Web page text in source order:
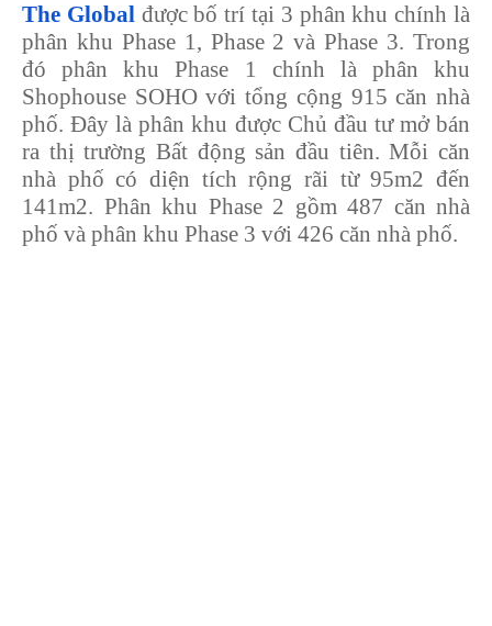
The Globalđược bố trí tại 3 phân khu chính là
phân khu Phase 1, Phase 2 và Phase 3. Trong
đó phân khu Phase 1 chính là phân khu
Shophouse SOHO với tổng cộng 915 căn nhà
phố. Đây là phân khu được Chủ đầu tư mở bán
ra thị trường Bất động sản đầu tiên. Mỗi căn
nhà phố có diện tích rộng rãi từ 95m2 đến
141m2. Phân khu Phase 2 gồm 487 căn nhà
phố và phân khu Phase 3 với 426 căn nhà phố.